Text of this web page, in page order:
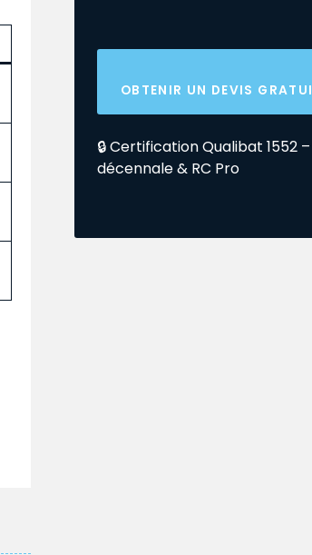
OBTENIR UN DEVIS
🔒 Certification Qualibat 1552
décennale & RC Pro